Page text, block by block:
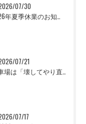
07/30
2026年夏季休業のお知らせ｜シーリペアグループ（Let's株式会社・株式会社C.REPAIR）
07/21
駐車場は「壊してやり直す」だけじゃない。壊さずリフォームで、デザイン性のある駐車場へ|FreelyArt
07/17